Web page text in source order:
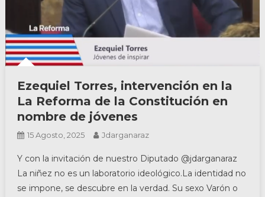
Ezequiel Torres, intervención en la
La Reforma de la Constitución en
nombre de jóvenes
15 Agosto, 2025 Jdarganaraz
Y con la invitación de nuestro Diputado @jdarganaraz
La niñez no es un laboratorio ideológico.La identidad no
se impone, se descubre en la verdad. Su sexo Varón o